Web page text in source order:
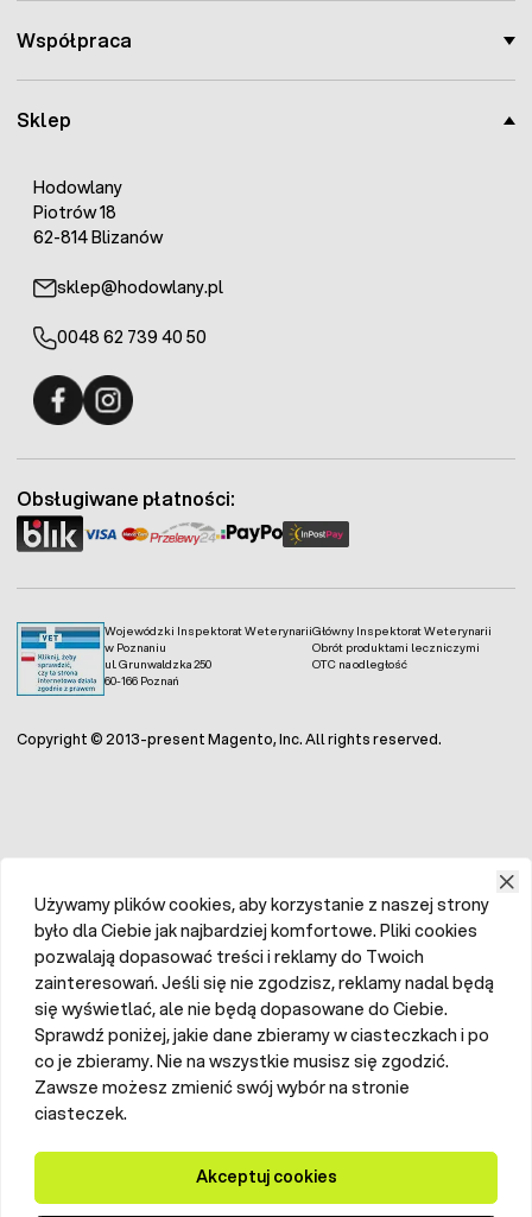
Sklep
Hodowlany
Piotrów 18
62-814 Blizanów
sklep@hodowlany.pl
0048 62 739 40 50
Współpraca
Wojewódzki Inspektorat Weterynarii
w Poznaniu
ul. Grunwaldzka 250
60-166 Poznań
Główny Inspektorat Weterynarii
Obrót produktami leczniczymi
OTC na odległość
Obsługiwane płatności:
Copyright © 2013-present Magento, Inc. All rights reserved.
Używamy plików cookies, aby korzystanie z naszej strony
było dla Ciebie jak najbardziej komfortowe. Pliki cookies
pozwalają dopasować treści i reklamy do Twoich
zainteresowań. Jeśli się nie zgodzisz, reklamy nadal będą
się wyświetlać, ale nie będą dopasowane do Ciebie.
Sprawdź poniżej, jakie dane zbieramy w ciasteczkach i po
co je zbieramy. Nie na wszystkie musisz się zgodzić.
Zawsze możesz zmienić swój wybór na stronie
ciasteczek.
Akceptuj cookies